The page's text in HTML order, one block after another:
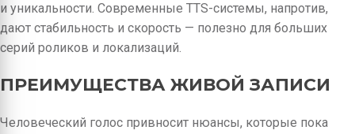
и уникальности. Современные TTS-системы, напротив,
дают стабильность и скорость — полезно для больших
серий роликов и локализаций.
ПРЕИМУЩЕСТВА ЖИВОЙ ЗАПИСИ
Человеческий голос привносит нюансы, которые пока